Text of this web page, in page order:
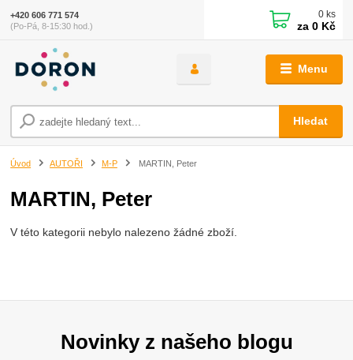
Menu
Hledat
+420 606 771 574
(Po-Pá, 8-15:30 hod.)
0 ks
za 0 Kč
Úvod AUTOŘI M-P MARTIN, Peter
MARTIN, Peter
V této kategorii nebylo nalezeno žádné zboží.
Novinky z našeho blogu